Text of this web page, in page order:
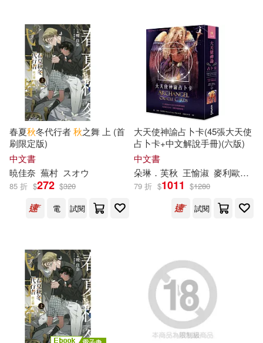
秋山シノ(11) 秋山瑞人(11)
秋重 學(11) 秋重學(11)
鄭技師(11)
（春秋）左丘明(11)
ZUN(10) おの秋人(10)
婁秋琴(10)
易秋（編）(10)
曲一線主編(10) 汪曾祺(10)
中國少年兒童出版社(33)
北京聯合出版公司(33)
南京師範大學出版社(33)
吉林出版集團有限責任公司(32)
天津人民出版社(32)
愛播聽書FM(32)
江蘇鳳凰文藝出版社(32)
上海人民出版社(31)
春夏秋冬代行者秋之舞 上 (首
刷限定版)
中文書
暁佳奈 蕪村 スオウ
85 折 $272 $320
電
試閱
大天使神諭占卜卡(45張大天使
占卜卡+中文解說手冊)(六版)
中文書
朵琳．芙秋 王愉淑 麥利歐斯．麥可–喬治等
79 折 $1011 $1280
試閱